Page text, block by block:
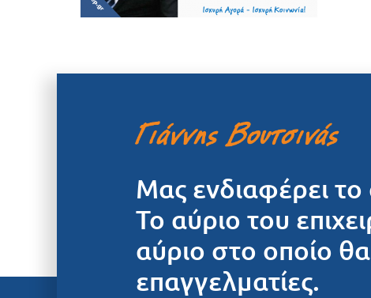
Μας ενδιαφέρει
Το αύριο του
αύριο στο οποίο
επαγγελματίες.